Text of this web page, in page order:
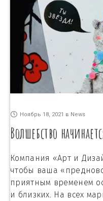
Ноябрь 18, 2021 в News
Волшебство
Компания «Арт и
чтобы ваша
приятным временем
и близких. На всех